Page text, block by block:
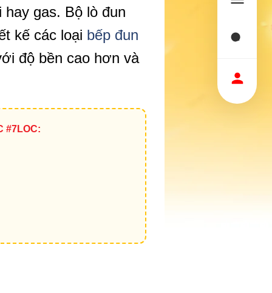
gas. Bộ lò đun
kế các loại bếp đun
độ bền cao hơn và
#7LOC: